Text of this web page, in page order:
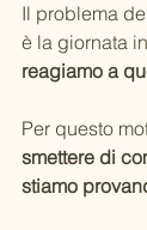
Il problema
è la giornata
reagiamo a
Per questo
smettere di
stiamo